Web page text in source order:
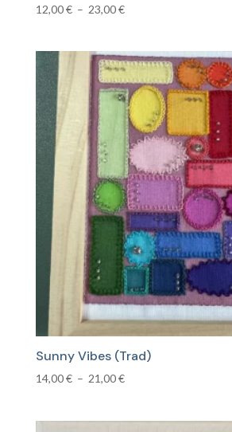
12,00€ – 23,00€Plage
12,00 €
à
23,00 €
Sunny Vibes (Trad)
14,00€ – 21,00€Plage